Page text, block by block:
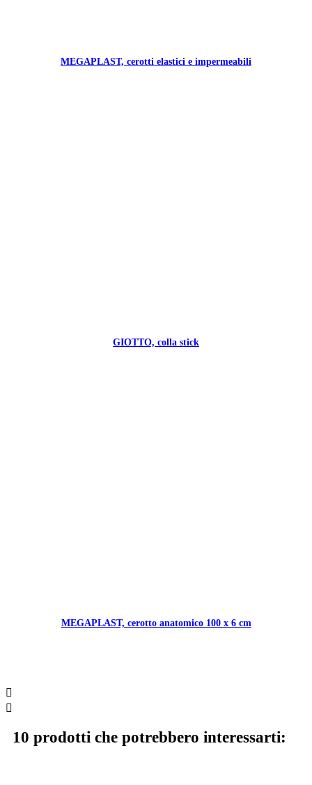
MEGAPLAST, cerotti elastici e impermeabili
GIOTTO, colla stick
MEGAPLAST, cerotto anatomico 100 x 6 cm


10 prodotti che potrebbero interessarti: